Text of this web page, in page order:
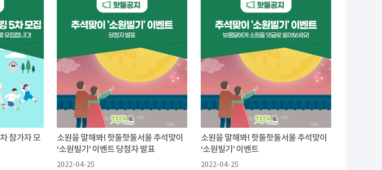
참가자 모
소원을 말해봐! 핫둘핫둘서울 추석맞이
‘소원빌기’ 이벤트 당첨자 발표
2022-04-25
소원을 말해봐! 핫둘핫둘서울 추석맞이
‘소원빌기’ 이벤트
2022-04-25